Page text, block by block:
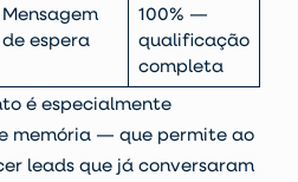
Mensagem
de espera
100% —
qualificação
completa
é especialmente
memória — que permite ao
leads que já conversaram